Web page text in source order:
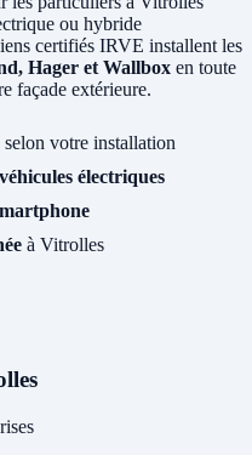
ou hybride
certifiés IRVE installent les
Hager et Wallbox en toute
façade extérieure.
selon votre installation
électriques
à Vitrolles